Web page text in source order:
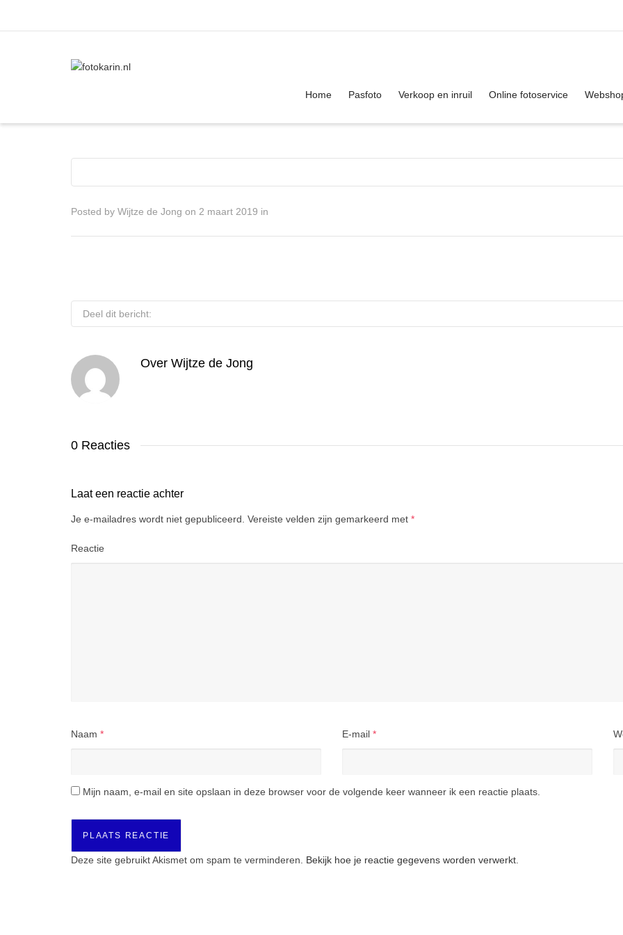
I'm looking for product in a size size . Show me the colour items.
Home Pasfoto Verkoop en inruil Online fotoservice
Posted by Wijtze de Jong on 2 maart 2019 in
Deel dit bericht:
Over Wijtze de Jong
0 Reacties
Laat een reactie achter
Je e-mailadres wordt niet gepubliceerd. Vereiste velden zijn gemarkeerd met *
Reactie
Naam * E-mail *
Mijn naam, e-mail en site opslaan in deze browser voor de volgende keer wanneer ik een reactie plaats.
Deze site gebruikt Akismet om spam te verminderen. Bekijk hoe je reactie gegevens worden verwerkt